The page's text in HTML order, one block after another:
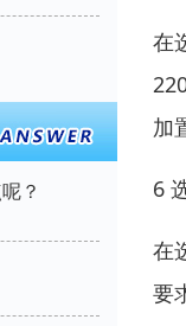
？
在
加
6
在
要